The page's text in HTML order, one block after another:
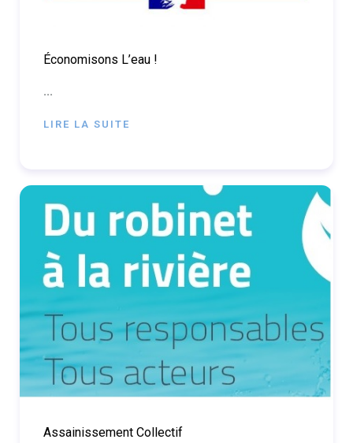
Économisons L’eau !
...
LIRE LA SUITE
Assainissement Collectif